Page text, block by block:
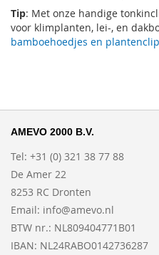
Tip: Met onze handige
voor klimplanten, lei-, en
bamboehoedjes en
AMEVO 2000 B.V.
Tel: +31 (0) 321 38 77 88
De Amer 22
8253 RC Dronten
Email: info@amevo.nl
BTW nr.: NL809404771B01
IBAN: NL24RABO0142736287